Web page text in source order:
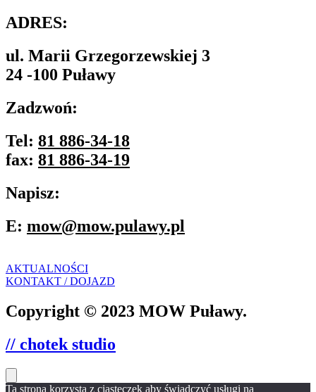
ADRES:
ul. Marii Grzegorzewskiej 3
24 -100 Puławy
Zadzwoń:
Tel: 81 886-34-18
fax: 81 886-34-19
Napisz:
E: mow@mow.pulawy.pl
AKTUALNOŚCI
KONTAKT / DOJAZD
Copyright © 2023 MOW Puławy.
// chotek studio
Ta strona korzysta z ciasteczek aby świadczyć usługi na